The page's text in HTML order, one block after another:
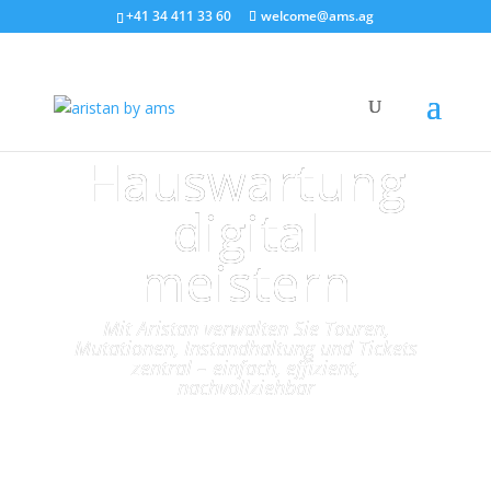
+41 34 411 33 60 welcome@ams.ag
Hauswartung
digital
meistern
Mit Aristan verwalten Sie Touren,
Mutationen, Instandhaltung und Tickets
zentral – einfach, effizient,
nachvollziehbar